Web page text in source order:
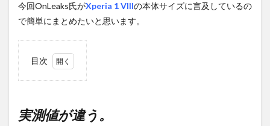
今回OnLeaks氏がXperia 1 VIIIの本体サイズに言及しているの
で簡単にまとめたいと思います。
目次
違
う。
実測値が違う。